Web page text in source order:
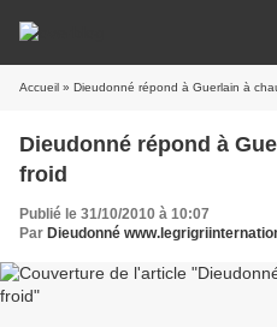
Accueil » Dieudonné répond à Guerlain à
Dieudonné répond à
froid
Publié le 31/10/2010 à 10:07
Par Dieudonné